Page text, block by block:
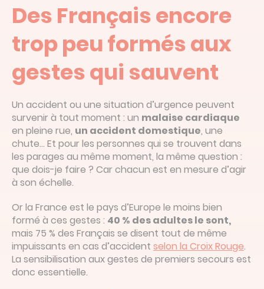
Des Français encore
trop peu formés aux
gestes qui sauvent
Un accident ou une situation d’urgence peuvent
survenir à tout moment : un malaise cardiaque
en pleine rue, un accident domestique, une
chute… Et pour les personnes qui se trouvent dans
les parages au même moment, la même question :
que dois-je faire ? Car chacun est en mesure d’agir
à son échelle.
Or la France est le pays d’Europe le moins bien
formé à ces gestes : 40 % des adultes le sont,
mais 75 % des Français se disent tout de même
impuissants en cas d’accident selon la Croix Rouge.
La sensibilisation aux gestes de premiers secours est
donc essentielle.